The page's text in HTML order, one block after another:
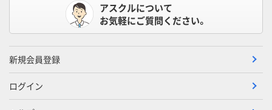
アスクルについて
お気軽にご質問ください。
新規会員登録
ログイン